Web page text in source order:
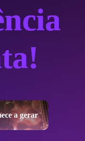
a gerar